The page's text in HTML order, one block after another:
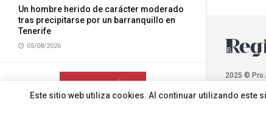
Un hombre herido de carácter moderado
tras precipitarse por un barranquillo en
Tenerife
05/08/2026
CARGAR MÁS
2025 ©
Este sitio web utiliza cookies. Al continuar utilizando este